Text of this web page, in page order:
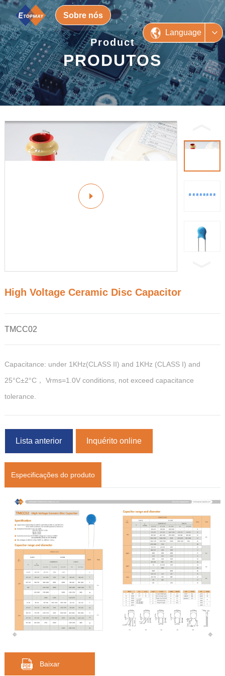
Sobre nós
Language
Product
PRODUTOS
High Voltage Ceramic Disc Capacitor
TMCC02
Capacitance: under 1KHz(CLASS II) and 1KHz (CLASS I) and
25°C±2°C， Vrms=1.0V conditions, not exceed capacitance
tolerance.
Lista anterior Inquérito online
Especificações do produto
Baixar